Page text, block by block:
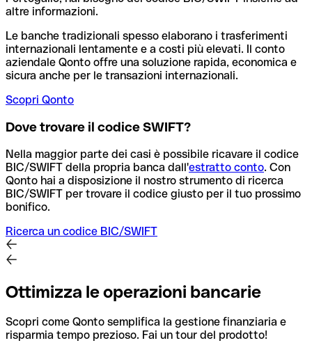
altre informazioni.
Le banche tradizionali spesso elaborano i trasferimenti
internazionali lentamente e a costi più elevati. Il conto
aziendale Qonto offre una soluzione rapida, economica e
sicura anche per le transazioni internazionali.
Scopri Qonto
Dove trovare il codice SWIFT?
Nella maggior parte dei casi è possibile ricavare il codice
BIC/SWIFT della propria banca dall'estratto conto. Con
Qonto hai a disposizione il nostro strumento di ricerca
BIC/SWIFT per trovare il codice giusto per il tuo prossimo
bonifico.
Ricerca un codice BIC/SWIFT
Ottimizza le operazioni bancarie
Scopri come Qonto semplifica la gestione finanziaria e
risparmia tempo prezioso. Fai un tour del prodotto!